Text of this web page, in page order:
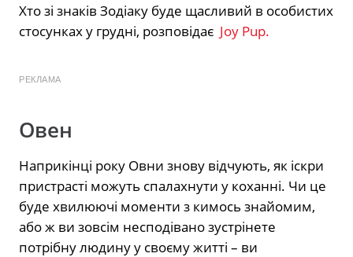
Хто зі знаків Зодіаку буде щасливий в особистих
стосунках у грудні, розповідає Joy Pup.
РЕКЛАМА
Овен
Наприкінці року Овни знову відчують, як іскри
пристрасті можуть спалахнути у коханні. Чи це
буде хвилюючі моменти з кимось знайомим,
або ж ви зовсім несподівано зустрінете
потрібну людину у своєму житті – ви